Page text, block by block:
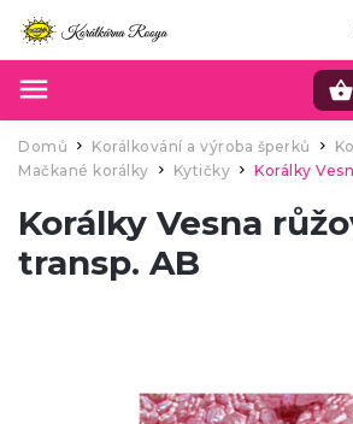
Domů / Korálkování a výroba šperků
Mačkané korálky
Kytičky / Korálky
Korálky Vesna
transp. AB